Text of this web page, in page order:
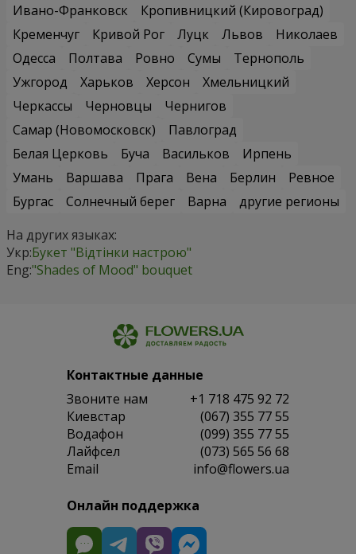
Ивано-Франковск
Кропивницкий (Кировоград)
Кременчуг
Кривой Рог Луцк Львов
Николаев
Одесса
Полтава Ровно Сумы
Тернополь
Ужгород
Харьков Херсон
Хмельницкий
Черкассы
Черновцы
Чернигов
Самар (Новомосковск)
Павлоград
Белая Церковь
Буча Васильков
Ирпень
Умань
Варшава Прага Вена Берлин
Ревное
Бургас
Солнечный берег Варна
другие регионы
На других языках:
Укр:Букет "Відтінки настрою"
Eng:"Shades of Mood" bouquet
Контактные данные
Звоните нам
+1 718 475 92 72
Киевстар
(067) 355 77 55
Водафон
(099) 355 77 55
Лайфсел
(073) 565 56 68
Email
info@flowers.ua
Онлайн поддержка